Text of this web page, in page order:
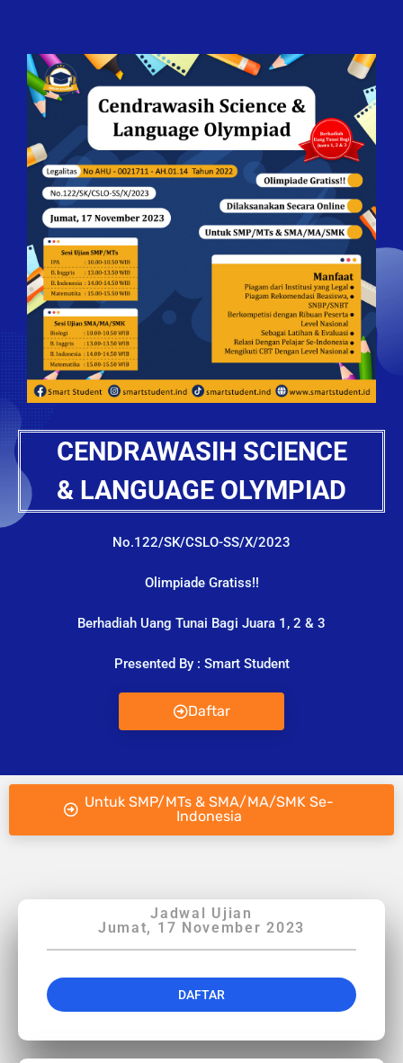
CENDRAWASIH SCIENCE
& LANGUAGE OLYMPIAD
No.122/SK/CSLO-SS/X/2023
Olimpiade Gratiss!!
Berhadiah Uang Tunai Bagi Juara 1, 2 & 3
Presented By : Smart Student
Daftar
Untuk SMP/MTs & SMA/MA/SMK Se-
Indonesia
Jadwal Ujian
Jumat, 17 November 2023
DAFTAR